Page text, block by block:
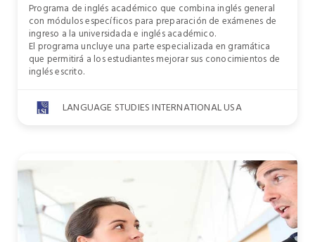
Programa de inglés académico que combina inglés general
con módulos específicos para preparación de exámenes de
ingreso a la universidada e inglés académico.
El programa uncluye una parte especializada en gramática
que permitirá a los estudiantes mejorar sus conocimientos de
inglés escrito.
LANGUAGE STUDIES INTERNATIONAL USA